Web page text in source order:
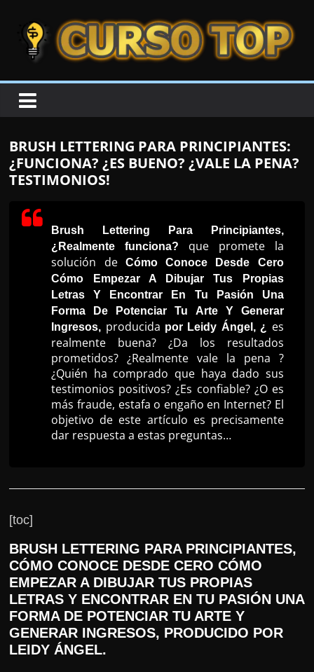
CURSOTOP
s
e
l
b
BRUSH LETTERING PARA PRINCIPIANTES:
¿FUNCIONA? ¿ES BUENO? ¿VALE LA PENA?
TESTIMONIOS!
Brush Lettering Para Principiantes,
¿Realmente funciona? que promete la
solución de
Cómo Conoce Desde Cero
Cómo Empezar A Dibujar Tus Propias
Letras Y Encontrar En Tu Pasión Una
Forma De Potenciar Tu Arte Y Generar
Ingresos, producida por Leidy Ángel, ¿ es
realmente buena? ¿Da los resultados
prometidos? ¿Realmente vale la pena ?
¿Quién ha comprado que haya dado sus
testimonios positivos? ¿Es confiable? ¿O es
más fraude, estafa o engaño en Internet? El
objetivo de este artículo es precisamente
dar respuesta a estas preguntas…
[toc]
BRUSH LETTERING PARA PRINCIPIANTES,
CÓMO CONOCE DESDE CERO CÓMO
EMPEZAR A DIBUJAR TUS PROPIAS
LETRAS Y ENCONTRAR EN TU PASIÓN UNA
FORMA DE POTENCIAR TU ARTE Y
GENERAR INGRESOS, PRODUCIDO POR
LEIDY ÁNGEL.